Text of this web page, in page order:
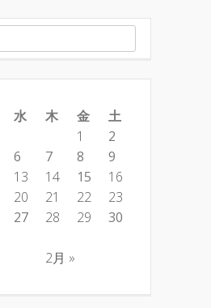
水 木 金 土
2月 »
1
2
6 7 8
9
13 14 15
16
20 21 22
23
27 28 29
30